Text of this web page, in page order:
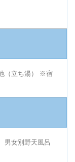
（立ち湯） ※宿
男女別野天風呂